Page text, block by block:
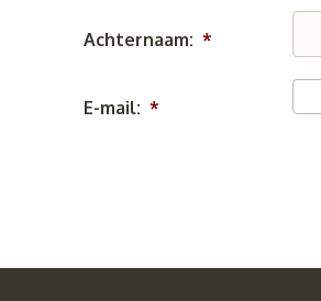
Achternaam: *
E-mail: *